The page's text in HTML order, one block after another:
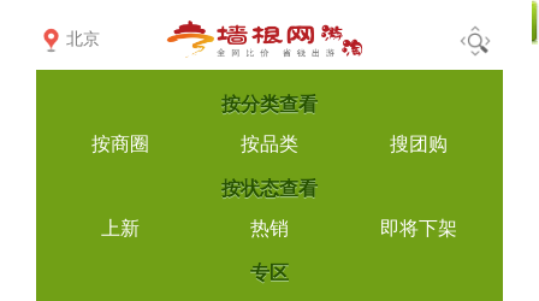
北京
按分类查看
按商圈
按品类 搜团购
按状态查看
上新
热销 即将下架
专区